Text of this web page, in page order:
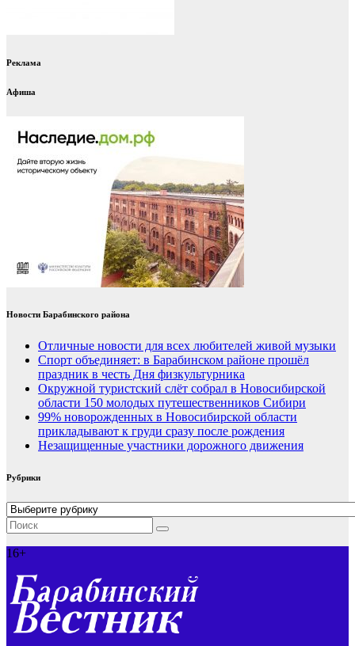
Реклама
Афиша
Новости Барабинского района
Отличные новости для всех любителей живой музыки
Спорт объединяет: в Барабинском районе прошёл
праздник в честь Дня физкультурника
Окружной туристский слёт собрал в Новосибирской
области 150 молодых путешественников Сибири
99% новорожденных в Новосибирской области
прикладывают к груди сразу после рождения
Незащищенные участники дорожного движения
Рубрики
Рубрики
16+